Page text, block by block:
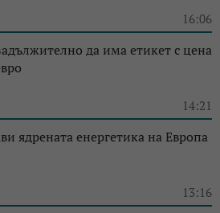
16:06
да има етикет с цена
14:21
ядрената енергетика на Европа
13:16